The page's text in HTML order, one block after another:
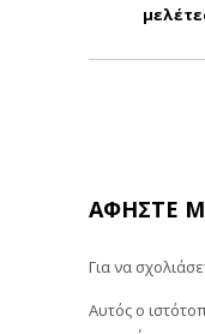
ΑΦΉΣΤΕ
Για να
Αυτός ο